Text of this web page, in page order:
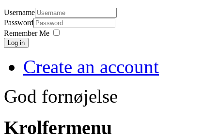
Username
Password
Remember Me
Log in
Create an account
God fornøjelse
Krolfermenu